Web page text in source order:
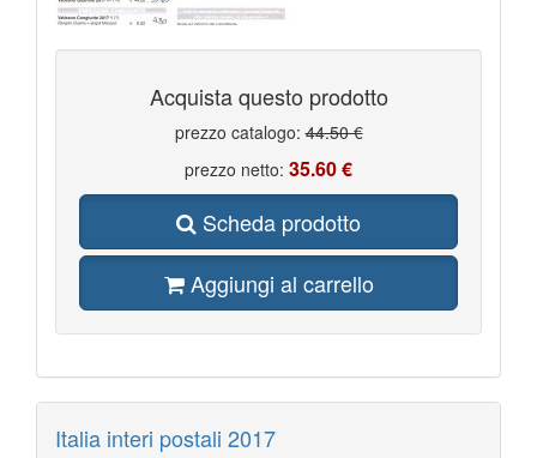
Acquista questo prodotto
prezzo catalogo:44.50 €
prezzo netto: 35.60 €
Scheda prodotto
Aggiungi al carrello
Italia interi postali 2017